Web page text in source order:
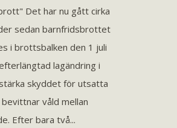
Det har nu gått cirka
sedan barnfridsbrottet
i brottsbalken den 1 juli
lagändring i
skyddet för utsatta
våld mellan
Efter bara två...